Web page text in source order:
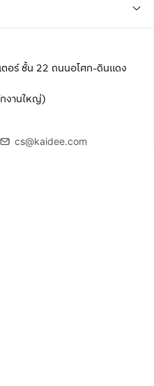
ตอร์ ชั้น 22 ถนนอโศก-ดินแดง
งานใหญ่)
cs@kaidee.com